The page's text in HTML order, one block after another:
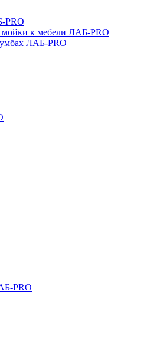
PRO
к мебели ЛАБ-PRO
ЛАБ-PRO
PRO